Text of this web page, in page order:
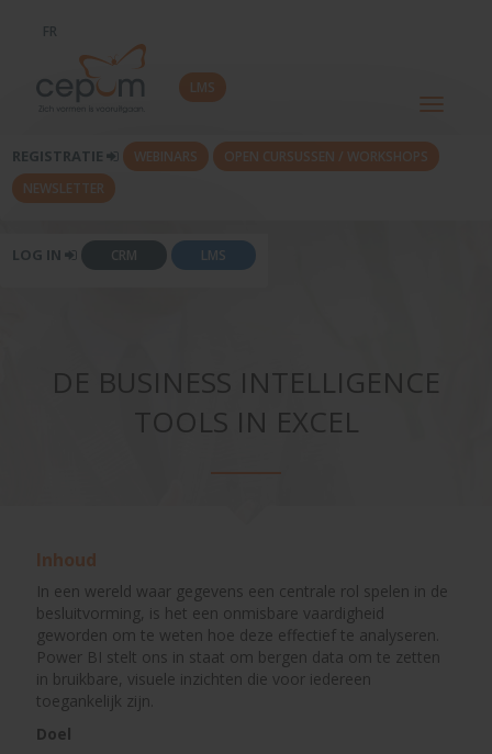
FR
REGISTRATIE WEBINARS
OPEN CURSUSSEN / WORKSHOPS
NEWSLETTER
LOG IN CRM LMS
Toggle
LMS
DE BUSINESS INTELLIGENCE
TOOLS IN EXCEL
Inhoud
In een wereld waar gegevens een centrale rol spelen in de
besluitvorming, is het een onmisbare vaardigheid
geworden om te weten hoe deze effectief te analyseren.
Power BI stelt ons in staat om bergen data om te zetten
in bruikbare, visuele inzichten die voor iedereen
toegankelijk zijn.
Doel